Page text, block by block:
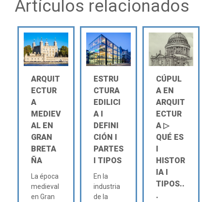
Artículos relacionados
ARQUIT
ECTUR
A
MEDIEV
AL EN
GRAN
BRETA
ÑA
La época
medieval
en Gran
ESTRU
CTURA
EDILICI
A Ι
DEFINI
CIÓN Ι
PARTES
Ι TIPOS
En la
industria
de la
CÚPUL
A EN
ARQUIT
ECTUR
A ▷
QUÉ ES
Ι
HISTOR
IA Ι
TIPOS..
.